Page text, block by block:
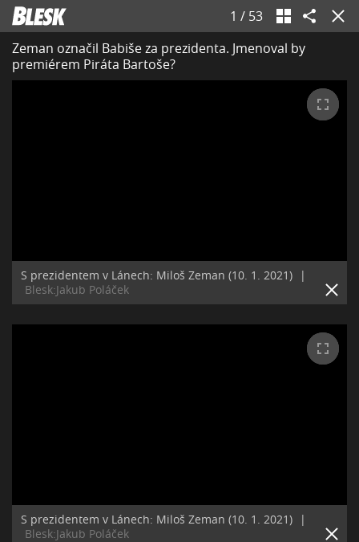
1 / 53
Zeman označil Babiše za prezidenta. Jmenoval by
premiérem Piráta Bartoše?
S prezidentem v Lánech: Miloš Zeman (10. 1. 2021)
|
Blesk:Jakub Poláček
S prezidentem v Lánech: Miloš Zeman (10. 1. 2021)
|
Blesk:Jakub Poláček